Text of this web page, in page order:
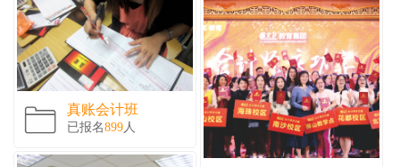
真账会计班
已报名899人